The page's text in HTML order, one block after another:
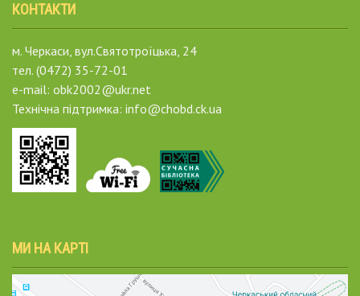
КОНТАКТИ
м. Черкаси, вул.Святотроїцька, 24
тел. (0472) 35-72-01
e-mail: obk2002@ukr.net
Технічна підтримка: info@chobd.ck.ua
МИ НА КАРТІ